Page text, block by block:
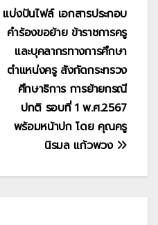
แบ่งปันไฟล์ เอกสารประกอบ
คำร้องขอย้าย ข้าราชการครู
และบุคลากรทางการศึกษา
ตำแหน่งครู สังกัดกระทรวง
ศึกษาธิการ การย้ายกรณี
ปกติ รอบที่ 1 พ.ศ.2567
พร้อมหน้าปก โดย คุณครู
นิรมล แก้วพวง